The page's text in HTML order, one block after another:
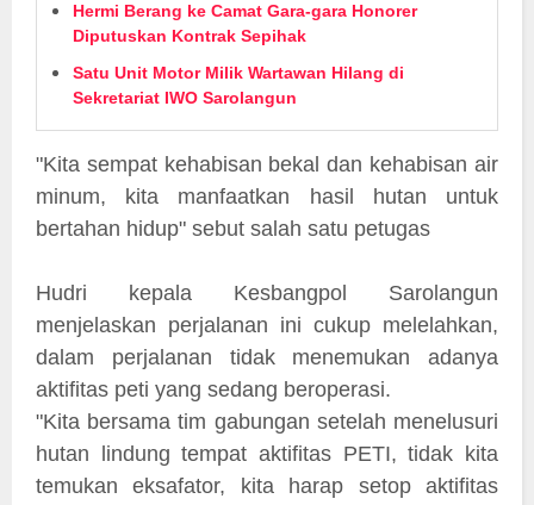
Hermi Berang ke Camat Gara-gara Honorer
Diputuskan Kontrak Sepihak
Satu Unit Motor Milik Wartawan Hilang di
Sekretariat IWO Sarolangun
"Kita sempat kehabisan bekal dan kehabisan air
minum, kita manfaatkan hasil hutan untuk
bertahan hidup" sebut salah satu petugas
Hudri kepala Kesbangpol Sarolangun
menjelaskan perjalanan ini cukup melelahkan,
dalam perjalanan tidak menemukan adanya
aktifitas peti yang sedang beroperasi.
"Kita bersama tim gabungan setelah menelusuri
hutan lindung tempat aktifitas PETI, tidak kita
temukan eksafator, kita harap setop aktifitas